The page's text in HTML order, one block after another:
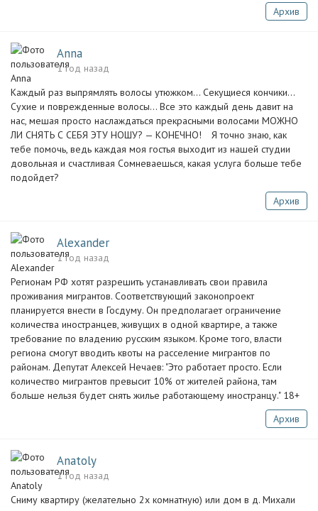
Архив
Anna
1 год назад
Каждый раз выпрямлять волосы утюжком... Секущиеся кончики...
Сухие и поврежденные волосы... Все это каждый день давит на
нас, мешая просто наслаждаться прекрасными волосами МОЖНО
ЛИ СНЯТЬ С СЕБЯ ЭТУ НОШУ? — КОНЕЧНО! ⠀Я точно знаю, как
тебе помочь, ведь каждая моя гостья выходит из нашей студии
довольная и счастливая Сомневаешься, какая услуга больше тебе
подойдет?
Архив
Alexander
1 год назад
Регионам РФ хотят разрешить устанавливать свои правила
проживания мигрантов. Соответствующий законопроект
планируется внести в Госдуму. Он предполагает ограничение
количества иностранцев, живущих в одной квартире, а также
требование по владению русским языком. Кроме того, власти
региона смогут вводить квоты на расселение мигрантов по
районам. Депутат Алексей Нечаев: "Это работает просто. Если
количество мигрантов превысит 10% от жителей района, там
больше нельзя будет снять жилье работающему иностранцу." 18+
Архив
Anatoly
1 год назад
Сниму квартиру (желательно 2х комнатную) или дом в д. Михали